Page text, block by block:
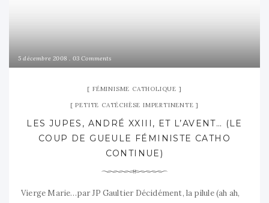
5 décembre 2008 03 Comments
FÉMINISME CATHOLIQUE
PETITE CATÉCHÈSE IMPERTINENTE
LES JUPES, ANDRÉ XXIII, ET L’AVENT… (LE
COUP DE GUEULE FÉMINISTE CATHO
CONTINUE)
Vierge Marie…par JP Gaultier Décidément, la pilule (ah ah,